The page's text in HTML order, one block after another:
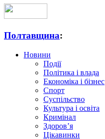
Полтавщина:
Новини
Події
Політика і влада
Економіка і бізнес
Спорт
Суспільство
Культура і освіта
Кримінал
Здоров’я
Цікавинки